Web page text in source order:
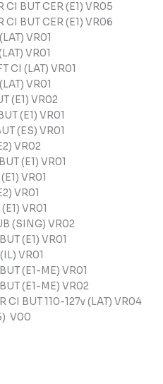
CI BUT CER (E1) VR05
CI BUT CER (E1) VR06
VR01
VR01
CI (LAT) VR01
VR01
(E1) VR02
(E1) VR01
(ES) VR01
VR02
(E1) VR01
VR01
VR01
VR01
(SING) VR02
(E1) VR01
VR01
(E1-ME) VR01
(E1-ME) VR02
CI BUT 110-127v (LAT) VR04
V00